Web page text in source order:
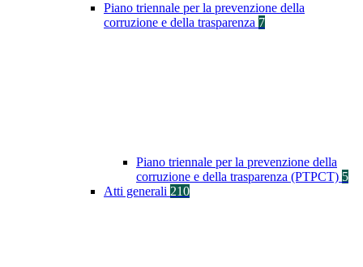
Piano triennale per la prevenzione della
corruzione e della trasparenza 7
Piano triennale per la prevenzione della
corruzione e della trasparenza (PTPCT) 5
Atti generali 210